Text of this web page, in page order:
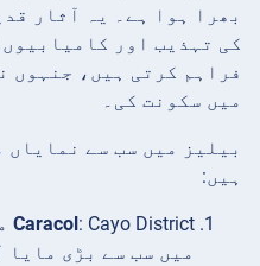
بھرا ہوا ہے۔ یہ آثار
کی تہذیب اور
فراہم کرتی ہیں، جنہوں
میں سکونت کی۔
بیلیز میں سب سے
ہیں:
Caracol
میں سب سے بڑی